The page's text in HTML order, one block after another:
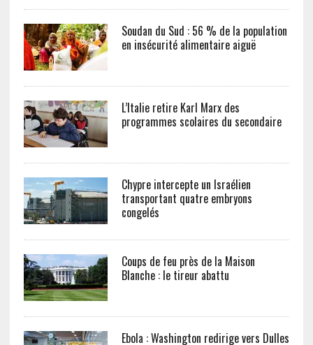
Soudan du Sud : 56 % de la population
en insécurité alimentaire aiguë
L’Italie retire Karl Marx des
programmes scolaires du secondaire
Chypre intercepte un Israélien
transportant quatre embryons
congelés
Coups de feu près de la Maison
Blanche : le tireur abattu
Ebola : Washington redirige vers Dulles